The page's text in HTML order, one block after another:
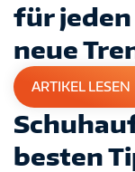
für jeden
neue
ARTIKEL LESEN
besten